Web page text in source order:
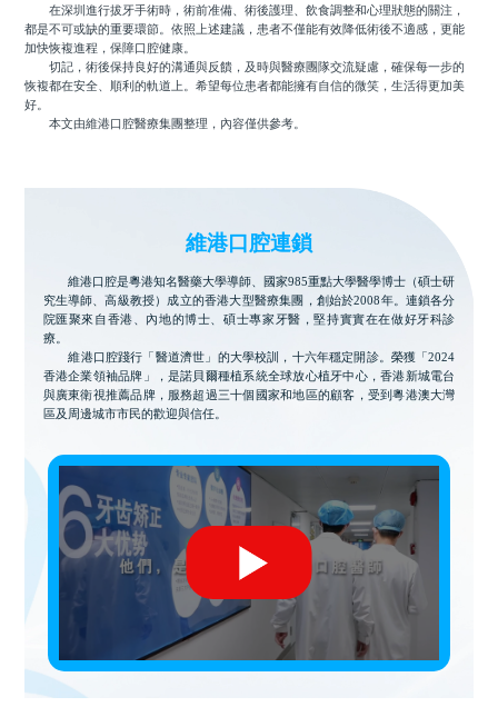
在深圳進行拔牙手術時，術前准備、術後護理、飲食調整和心理狀態的關注，
都是不可或缺的重要環節。依照上述建議，患者不僅能有效降低術後不適感，更能
加快恢複進程，保障口腔健康。
切記，術後保持良好的溝通與反饋，及時與醫療團隊交流疑慮，確保每一步的
恢複都在安全、順利的軌道上。希望每位患者都能擁有自信的微笑，生活得更加美
好。
本文由維港口腔醫療集團整理，內容僅供參考。
維港口腔連鎖
維港口腔是粵港知名醫藥大學導師、國家985重點大學醫學博士（碩士研
究生導師、高級教授）成立的香港大型醫療集團，創始於2008年。連鎖各分
院匯聚來自香港、內地的博士、碩士專家牙醫，堅持實實在在做好牙科診
療。
維港口腔踐行「醫道濟世」的大學校訓，十六年穩定開診。榮獲「2024
香港企業領袖品牌」，是諾貝爾種植系統全球放心植牙中心，香港新城電台
與廣東衛視推薦品牌，服務超過三十個國家和地區的顧客，受到粵港澳大灣
區及周邊城市市民的歡迎與信任。